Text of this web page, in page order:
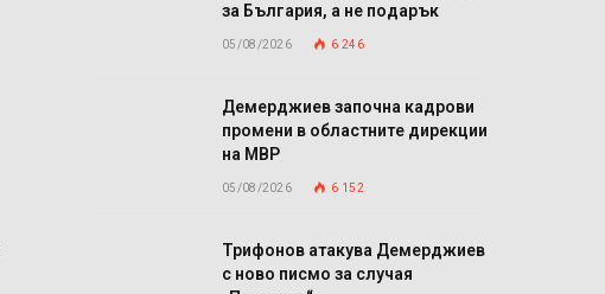
за България, а не подарък
05/08/2026 6 246
Демерджиев започна кадрови
промени в областните дирекции
на МВР
05/08/2026 6 152
Трифонов атакува Демерджиев
с ново писмо за случая